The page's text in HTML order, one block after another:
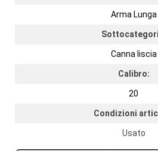
Arma Lunga
Canna liscia
Calibro:
20
Condizioni
Usato